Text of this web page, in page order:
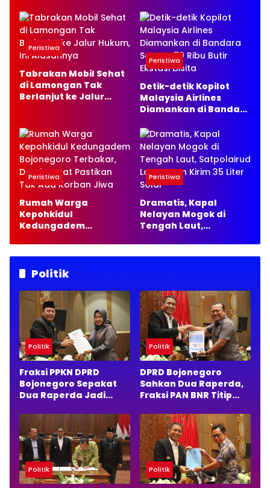
Selatan
Ingin Bangun Usaha
Peristiwa
Tabrakan Mobil Sehat
di Lamongan Tak
Berlanjut ke Jalur
Peristiwa
Detik-detik Kopilot
Malaysia Airlines
Diamankan di Bandara
Ekstasi Disita
Peristiwa
Rumah Warga
Kepohkidul
Kedungadem
Tak Ada Korban Jiwa
Peristiwa
Dramatis, Kapal
Nelayan Mogok di
Tengah Laut,
Politik
Politik
Fraksi PPKN DPRD
Bojonegoro Sepakat
Dua Raperda Jadi
Politik
DPRD Bojonegoro
Sahkan Dua Raperda,
Fraksi PAN BNR Titip
Politik Politik